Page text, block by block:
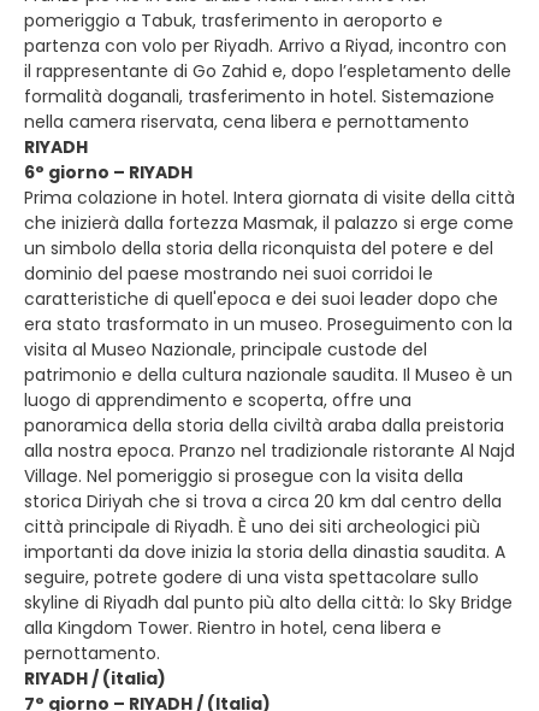
pomeriggio a Tabuk, trasferimento in aeroporto e
partenza con volo per Riyadh. Arrivo a Riyad, incontro con
il rappresentante di Go Zahid e, dopo l’espletamento delle
formalità doganali, trasferimento in hotel. Sistemazione
nella camera riservata, cena libera e pernottamento
RIYADH
6° giorno – RIYADH
Prima colazione in hotel. Intera giornata di visite della città
che inizierà dalla fortezza Masmak, il palazzo si erge come
un simbolo della storia della riconquista del potere e del
dominio del paese mostrando nei suoi corridoi le
caratteristiche di quell'epoca e dei suoi leader dopo che
era stato trasformato in un museo. Proseguimento con la
visita al Museo Nazionale, principale custode del
patrimonio e della cultura nazionale saudita. Il Museo è un
luogo di apprendimento e scoperta, offre una
panoramica della storia della civiltà araba dalla preistoria
alla nostra epoca. Pranzo nel tradizionale ristorante Al Najd
Village. Nel pomeriggio si prosegue con la visita della
storica Diriyah che si trova a circa 20 km dal centro della
città principale di Riyadh. È uno dei siti archeologici più
importanti da dove inizia la storia della dinastia saudita. A
seguire, potrete godere di una vista spettacolare sullo
skyline di Riyadh dal punto più alto della città: lo Sky Bridge
alla Kingdom Tower. Rientro in hotel, cena libera e
pernottamento.
RIYADH / (italia)
7° giorno – RIYADH / (Italia)